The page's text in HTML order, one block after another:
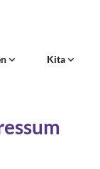
Kita